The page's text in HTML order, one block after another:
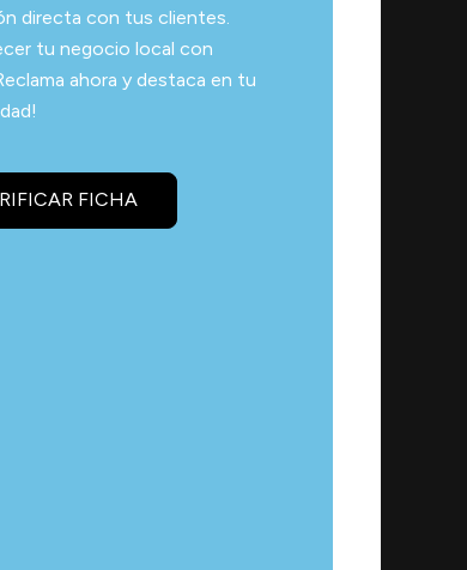
directa con tus clientes.
tu negocio local con
ahora y destaca en tu
FICHA